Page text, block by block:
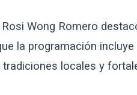
Wong Romero
la programación incluye
locales y